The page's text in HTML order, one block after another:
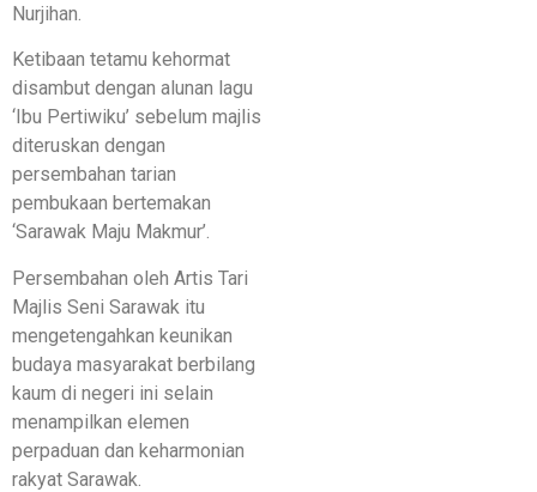
Nurjihan.
Ketibaan tetamu kehormat
disambut dengan alunan lagu
‘Ibu Pertiwiku’ sebelum majlis
diteruskan dengan
persembahan tarian
pembukaan bertemakan
‘Sarawak Maju Makmur’.
Persembahan oleh Artis Tari
Majlis Seni Sarawak itu
mengetengahkan keunikan
budaya masyarakat berbilang
kaum di negeri ini selain
menampilkan elemen
perpaduan dan keharmonian
rakyat Sarawak.